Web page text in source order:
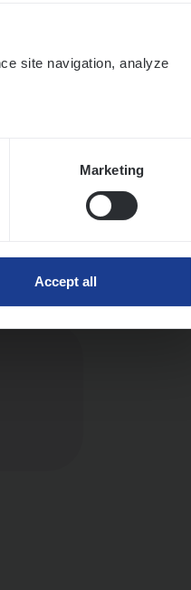
site navigation, analyze
Marketing
Accept all